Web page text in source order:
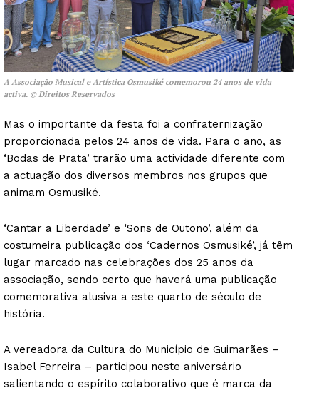
A Associação Musical e Artística Osmusiké comemorou 24 anos de vida
activa. ©Direitos Reservados
Mas o importante da festa foi a confraternização
proporcionada pelos 24 anos de vida. Para o ano, as
‘Bodas de Prata’ trarão uma actividade diferente com
a actuação dos diversos membros nos grupos que
animam Osmusiké.
‘Cantar a Liberdade’ e ‘Sons de Outono’, além da
costumeira publicação dos ‘Cadernos Osmusiké’, já têm
lugar marcado nas celebrações dos 25 anos da
associação, sendo certo que haverá uma publicação
comemorativa alusiva a este quarto de século de
história.
A vereadora da Cultura do Município de Guimarães –
Isabel Ferreira – participou neste aniversário
salientando o espírito colaborativo que é marca da